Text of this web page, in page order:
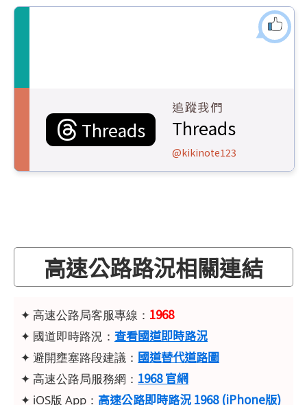
Threads
追蹤我們
Threads
@kikinote123
高速公路路況相關連結
✦ 高速公路局客服專線： 1968
✦ 國道即時路況： 查看國道即時路況
✦ 避開壅塞路段建議： 國道替代道路圖
✦ 高速公路局服務網： 1968 官網
✦ iOS版 App： 高速公路即時路況 1968 (iPhone版)